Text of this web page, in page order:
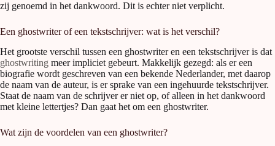
zij genoemd in het dankwoord. Dit is echter niet verplicht.
Een ghostwriter of een tekstschrijver: wat is het verschil?
Het grootste verschil tussen een ghostwriter en een tekstschrijver is dat
ghostwriting meer impliciet gebeurt. Makkelijk gezegd: als er een
biografie wordt geschreven van een bekende Nederlander, met daarop
de naam van de auteur, is er sprake van een ingehuurde tekstschrijver.
Staat de naam van de schrijver er niet op, of alleen in het dankwoord
met kleine lettertjes? Dan gaat het om een ghostwriter.
Wat zijn de voordelen van een ghostwriter?